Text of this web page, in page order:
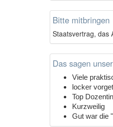
Bitte mitbringen
Staatsvertrag, das
Das sagen
Viele
locker
Top Dozentin
Kurzweilig
Gut war die